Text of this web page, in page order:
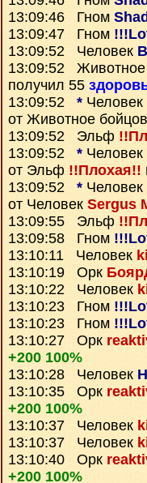
13:09:46 Гном
13:09:47 Гном
13:09:52 Человек
13:09:52 Животное
получил 55
13:09:52 * Человек
от Животное
13:09:52 Эльф
13:09:52 * Человек
от Эльф !!Плохая!!
13:09:52 * Человек
от Человек Sergus
13:09:55 Эльф
13:09:58 Гном
13:10:11 Человек
13:10:19 Орк
13:10:22 Человек
13:10:23 Гном
13:10:23 Гном
13:10:27 Орк
+200 100%
13:10:28 Человек
13:10:35 Орк
+200 100%
13:10:37 Человек
13:10:37 Человек
13:10:40 Орк
+200 100%